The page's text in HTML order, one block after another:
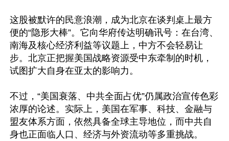
这股被默许的民意浪潮，成为北京在谈判桌上最方
便的“隐形大棒”。它向华府传达明确讯号：在台湾、
南海及核心经济利益等议题上，中方不会轻易让
步。北京正把握美国战略资源受中东牵制的时机，
试图扩大自身在亚太的影响力。
不过，“美国衰落、中共全面占优”仍属政治宣传色彩
浓厚的论述。实际上，美国在军事、科技、金融与
盟友体系方面，依然具备全球主导地位，而中共自
身也正面临人口、经济与外资流动等多重挑战。